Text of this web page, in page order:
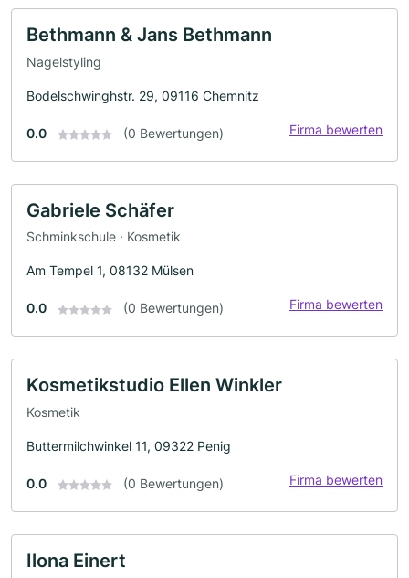
Bethmann & Jans Bethmann
Nagelstyling
Bodelschwinghstr. 29, 09116 Chemnitz
0.0 (0 Bewertungen) Firma bewerten
Gabriele Schäfer
Schminkschule · Kosmetik
Am Tempel 1, 08132 Mülsen
0.0 (0 Bewertungen) Firma bewerten
Kosmetikstudio Ellen Winkler
Kosmetik
Buttermilchwinkel 11, 09322 Penig
0.0 (0 Bewertungen) Firma bewerten
Ilona Einert